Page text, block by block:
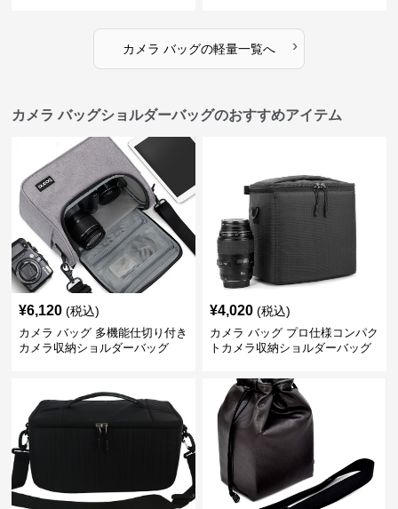
カメラ バッグの軽量一覧へ ›
カメラ バッグショルダーバッグのおすすめアイテム
¥6,120 (税込)
カメラ バッグ 多機能仕切り付き
カメラ収納ショルダーバッグ
¥4,020 (税込)
カメラ バッグ プロ仕様コンパク
トカメラ収納ショルダーバッグ